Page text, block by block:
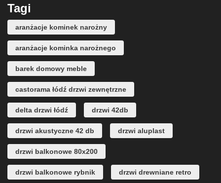
Tagi
aranżacje kominek narożny
aranżacje kominka narożnego
barek domowy meble
castorama łódź drzwi zewnętrzne
delta drzwi łódź drzwi 42db
drzwi akustyczne 42 db drzwi aluplast
drzwi balkonowe 80x200
drzwi balkonowe rybnik drzwi drewniane retro